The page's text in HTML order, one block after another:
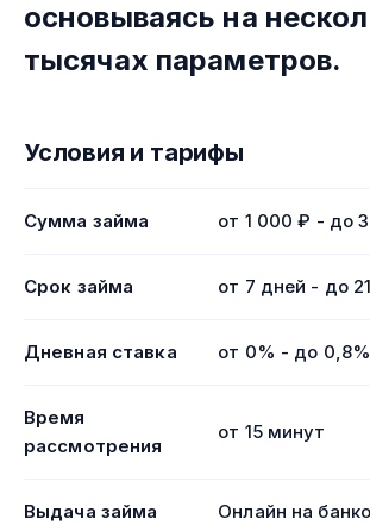
основываясь на
тысячах параметров.
Условия и тарифы
Сумма займа от 1 000 ₽ - до
Срок займа от 7 дней - до
Дневная ставка от 0% - до 0,8%
Время
рассмотрения
от 15 минут
Выдача займа Онлайн на